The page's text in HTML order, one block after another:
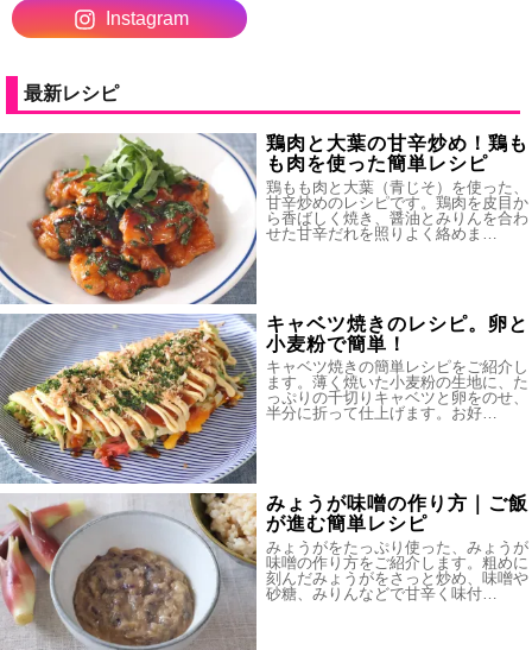
Instagram
最新レシピ
鶏肉と大葉の甘辛炒め！鶏も
も肉を使った簡単レシピ
鶏もも肉と大葉（青じそ）を使った、
甘辛炒めのレシピです。鶏肉を皮目か
ら香ばしく焼き、醤油とみりんを合わ
せた甘辛だれを照りよく絡めま…
キャベツ焼きのレシピ。卵と
小麦粉で簡単！
キャベツ焼きの簡単レシピをご紹介し
ます。薄く焼いた小麦粉の生地に、た
っぷりの千切りキャベツと卵をのせ、
半分に折って仕上げます。お好…
みょうが味噌の作り方｜ご飯
が進む簡単レシピ
みょうがをたっぷり使った、みょうが
味噌の作り方をご紹介します。粗めに
刻んだみょうがをさっと炒め、味噌や
砂糖、みりんなどで甘辛く味付…